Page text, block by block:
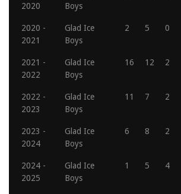
2020
Boys
2020 -
2021
Glad Ice
Boys
2 5 0
2021 -
2022
Glad Ice
Boys
16 12 2
2022 -
2023
Glad Ice
Boys
11 7 2
2023 -
2024
Glad Ice
Boys
6 8 2
2024 -
2025
Glad Ice
Boys
1 5 4